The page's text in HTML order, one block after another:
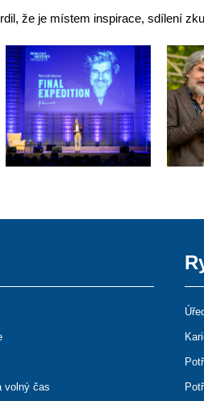
že je místem inspirace, sdílení
volný čas